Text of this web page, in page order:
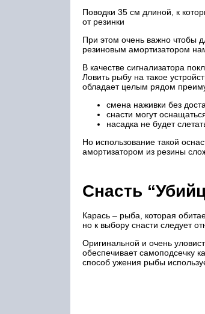
Поводки 35 см длиной, к
от резинки
При этом очень важно чтобы
резиновым амортизатором
В качестве сигнализатора
Ловить рыбу на такое
обладает целым рядом
смена наживки без
снасти могут
насадка не будет
Но использование такой
амортизатором из резины
Снасть
Карась – рыба, которая
но к выбору снасти следует
Оригинальной и очень
обеспечивает самоподсечку
способ ужения рыбы